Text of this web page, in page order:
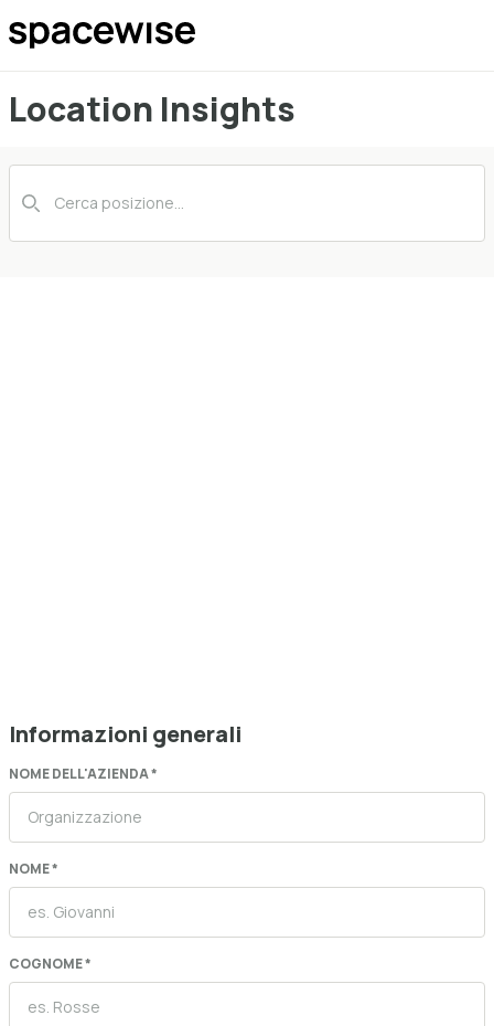
Location Insights
Ricerca
Informazioni generali
NOME DELL'AZIENDA *
NOME *
COGNOME *